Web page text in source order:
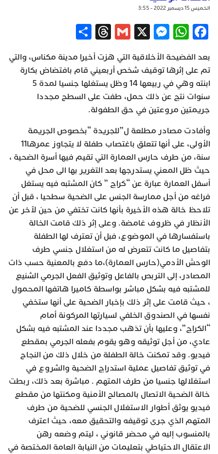
الخميس 15 ديسمبر 2022 - 3:55
Facebook
WhatsApp
Messenger
X
Gmail
Threads
بعد الفضيحة الأخلاقية التي هزت أخيرا مدينة مكناس، والتي
تم على إثرها توقيف شخص أربعيني قام بافتضاض بكارة
ابنته وهي في ربيعها 14 وظل يستغلها جنسيا لمدة 5
سنوات نتج عن ذلك حمل، طفت على السطح مجددا
جريمتين مروعتين في حق الطفولة.
وأفادت مصادر مطلعة ل”للجريدة “بخصوص الجريمة
الأولى، على أنها تتعلق باغتصاب طفلة لا يتجاوز عمرها11
سنة، من طرف حارس العمارة التي تقيم فيها أسرة الضحية ،
حيث ظل المعني يستدرجها بعد التغرير بها الى محل في
أسفل العمارة عبارة عن “كراج ” كان المشتبه فيه يستغل
فراغه من أجل ممارسة الجنس على الضحية سطحيا ، قبل أن
تلاحظ خالة هذه الأخيرة بأنها كانت تختفي من حين لآخر عن
الأنظار في ظروف غامضة. وعلى إثر ذلك قامت الخالة
باستفسارها في الموضوع، فبل أن تعترف لها الطفلة
بتفاصيل ما كانت تتعرض له من استغلال جنسي طرف
الوحش الأدمي(حارس العمارة)،ما دفع بالمعنية حسب ذات
المصادر، إلى التربص بالفاعل وتوثيق الفعل الجرمي الشنيع
للمشتبه فيه بشكل مباشر بواسطة كاميرا هاتفها المحمول
، حيث قامت على إثر ذلك بإخبار الضحية على أنها ستخفي
نفسها في الصندوق الخلفي لسيارتها المركونة أمام
“الكراج”، وعليها بأن تذهب مجددا عند المشتبه فيه بشكل
عادي، من أجل توثيقه وهو يقوم بفعله الجرمي بمقطع
فيديو. وقد تمكنت خالة الطفلة من خلال ذلك من النجاح
في توثيق تفاصيل عملية استدراج الضحية والشروع في
استغلالها جنسيا من طرف المتهم . مباشرة بعد ذلك، ربطت
خالة الضحية الاتصال بالمصالح الأمنية ومكنتها من مقطع
فيديو يوثق أطوار الاستغلال الجنسي للضحية من طرف
المتهم الذي جرى توقيفه والتحقيق معه، حيث اعترف
بالمنسوب إليه في محضر قانوني ، ليتم وضعه رهن
الاعتقال الاحتياطي بتعليمات من النيابة العامة المختصة في